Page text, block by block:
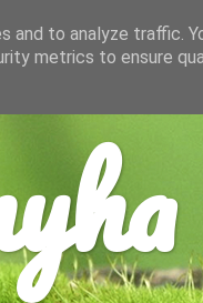
to analyze traffic.
metrics to ensure